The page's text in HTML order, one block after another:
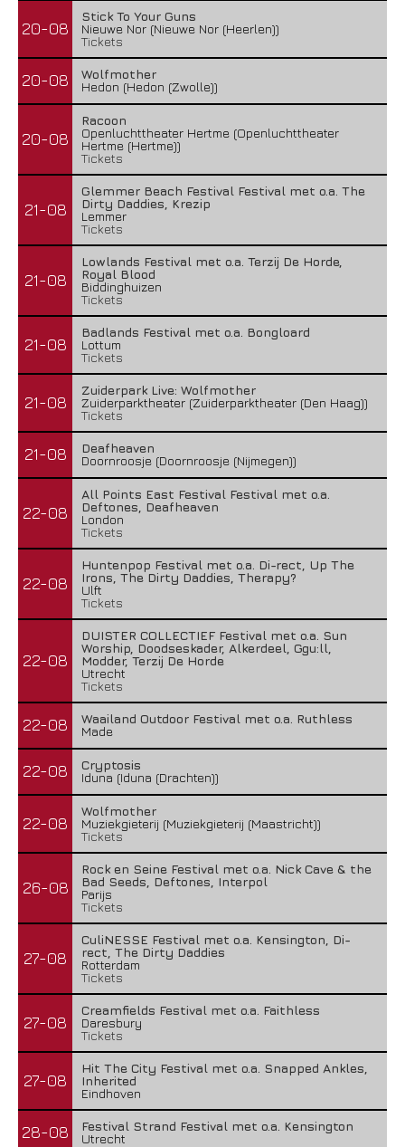
20-08
Stick To Your Guns
Nieuwe Nor (Nieuwe Nor (Heerlen))
Tickets
20-08
Wolfmother
Hedon (Hedon (Zwolle))
20-08
Racoon
Openluchttheater Hertme (Openluchttheater
Hertme (Hertme))
Tickets
21-08
Glemmer Beach Festival Festival met o.a. The
Dirty Daddies, Krezip
Lemmer
Tickets
21-08
Lowlands Festival met o.a. Terzij De Horde,
Royal Blood
Biddinghuizen
Tickets
21-08
Badlands Festival met o.a. Bongloard
Lottum
Tickets
21-08
Zuiderpark Live: Wolfmother
Zuiderparktheater (Zuiderparktheater (Den Haag))
Tickets
21-08
Deafheaven
Doornroosje (Doornroosje (Nijmegen))
22-08
All Points East Festival Festival met o.a.
Deftones, Deafheaven
London
Tickets
22-08
Huntenpop Festival met o.a. Di-rect, Up The
Irons, The Dirty Daddies, Therapy?
Ulft
Tickets
22-08
DUISTER COLLECTIEF Festival met o.a. Sun
Worship, Doodseskader, Alkerdeel, Ggu:ll,
Modder, Terzij De Horde
Utrecht
Tickets
22-08
Waailand Outdoor Festival met o.a. Ruthless
Made
22-08
Cryptosis
Iduna (Iduna (Drachten))
22-08
Wolfmother
Muziekgieterij (Muziekgieterij (Maastricht))
Tickets
26-08
Rock en Seine Festival met o.a. Nick Cave & the
Bad Seeds, Deftones, Interpol
Parijs
Tickets
27-08
CuliNESSE Festival met o.a. Kensington, Di-
rect, The Dirty Daddies
Rotterdam
Tickets
27-08
Creamfields Festival met o.a. Faithless
Daresbury
Tickets
27-08
Hit The City Festival met o.a. Snapped Ankles,
Inherited
Eindhoven
28-08
Festival Strand Festival met o.a. Kensington
Utrecht